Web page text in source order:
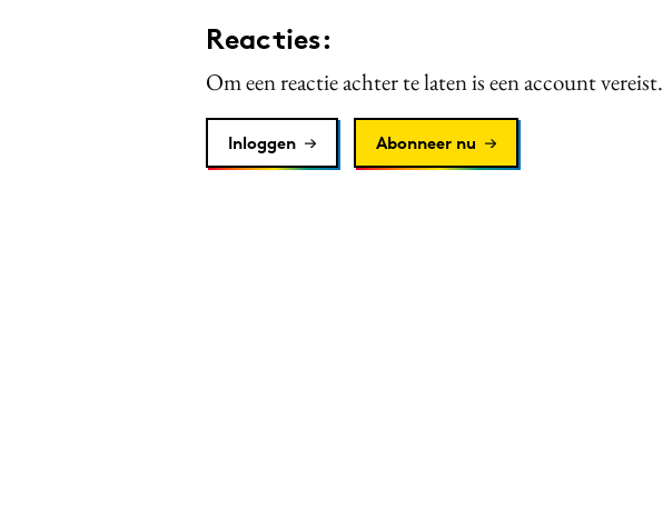
Reacties:
Om een reactie achter te laten is een account vereist.
Inloggen Abonneer nu